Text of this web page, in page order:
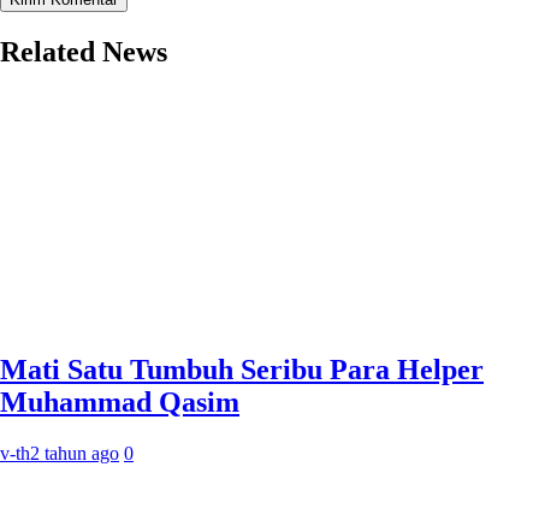
Related News
Mati Satu Tumbuh Seribu Para Helper
Muhammad Qasim
v-th2 tahun ago 0